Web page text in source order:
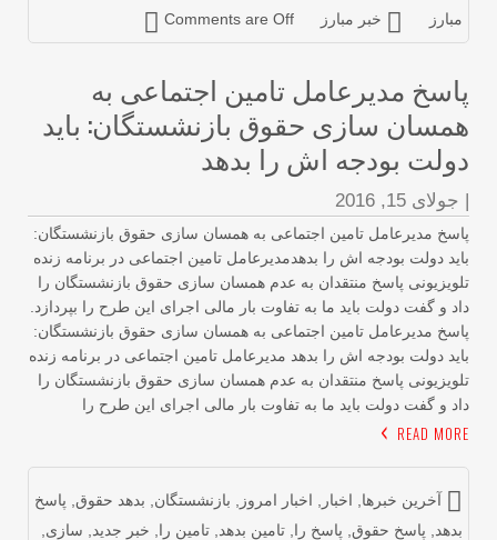
خبر مبارز Comments are Off
مدیرعامل تامین اجتماعی به
سازی حقوق بازنشستگان: باید
بودجه اش را بدهد
جولای 15, 2016
مدیرعامل تامین اجتماعی به همسان سازی حقوق بازنشستگان:
دولت بودجه اش را بدهدمدیرعامل تامین اجتماعی در برنامه زنده
پاسخ منتقدان به عدم همسان سازی حقوق بازنشستگان را
و گفت دولت باید ما به تفاوت بار مالی اجرای این طرح را بپردازد.
مدیرعامل تامین اجتماعی به همسان سازی حقوق بازنشستگان:
دولت بودجه اش را بدهد مدیرعامل تامین اجتماعی در برنامه زنده
پاسخ منتقدان به عدم همسان سازی حقوق بازنشستگان را
و گفت دولت باید ما به تفاوت بار مالی اجرای این طرح را
READ
آخرین خبرها ,اخبار ,اخبار امروز,بازنشستگان,بدهد حقوق,پاسخ
پاسخ حقوق,پاسخ را,تامین بدهد, تامین را,خبر جدید ,سازی,